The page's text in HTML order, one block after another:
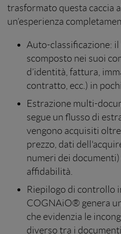
trasformato questa caccia
un’esperienza
Auto-classificazione:
scomposto nei suoi
d’identità, fattura,
contratto, ecc.) in
Estrazione multi-
segue un flusso di
vengono acquisiti
prezzo, dati
numeri dei
affidabilità.
Riepilogo di controllo
COGNAiO® genera
che evidenzia le
diverso tra i